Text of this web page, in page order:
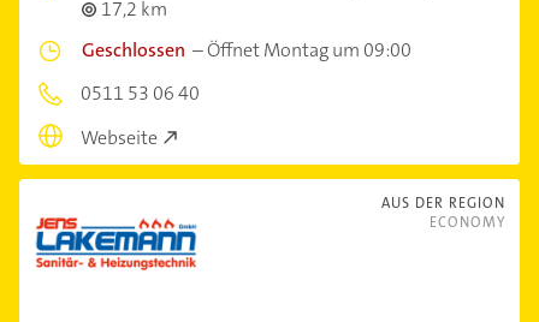
17,2 km
Geschlossen –Öffnet Montag um 09:00
0511 53 06 40
Webseite
AUS DER REGION
ECONOMY